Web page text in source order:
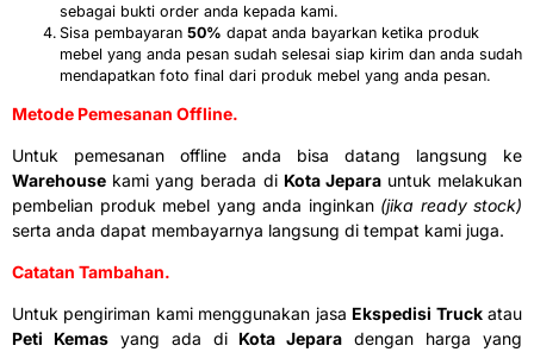
sebagai bukti order anda kepada kami.
Sisa pembayaran 50% dapat anda bayarkan ketika produk
mebel yang anda pesan sudah selesai siap kirim dan anda sudah
mendapatkan foto final dari produk mebel yang anda pesan.
Metode Pemesanan Offline.
Untuk pemesanan offline anda bisa datang langsung ke
Warehouse kami yang berada di Kota Jeparauntuk melakukan
pembelian produk mebel yang anda inginkan (jika ready stock)
serta anda dapat membayarnya langsung di tempat kami juga.
Catatan Tambahan.
Untuk pengiriman kami menggunakan jasa Ekspedisi Truckatau
Peti Kemasyang ada di Kota Jepara dengan harga yang